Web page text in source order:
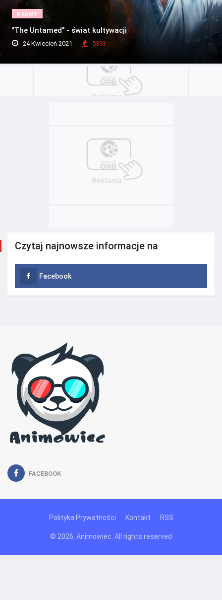
DRAMY
"The Untamed" - świat kultywacji
24 Kwiecień 2021 5393
Czytaj najnowsze informacje na
Facebook
FACEBOOK
Polityka Prywatności Kontakt RSS
© 2026, Animowiec. All rights reserved